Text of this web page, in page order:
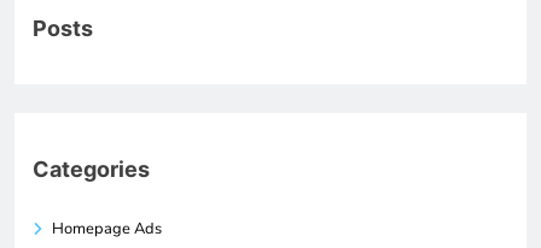
Posts
Categories
Homepage Ads